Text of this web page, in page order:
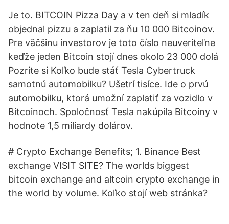
Je to. BITCOIN Pizza Day a v ten deň si mladík
objednal pizzu a zaplatil za ňu 10 000 Bitcoinov.
Pre väčšinu investorov je toto číslo neuveriteľne
keďže jeden Bitcoin stojí dnes okolo 23 000 dolá
Pozrite si Koľko bude stáť Tesla Cybertruck
samotnú automobilku? Ušetrí tisíce. Ide o prvú
automobilku, ktorá umožní zaplatiť za vozidlo v
Bitcoinoch. Spoločnosť Tesla nakúpila Bitcoiny v
hodnote 1,5 miliardy dolárov.
# Crypto Exchange Benefits; 1. Binance Best
exchange VISIT SITE? The worlds biggest
bitcoin exchange and altcoin crypto exchange in
the world by volume. Koľko stojí web stránka?